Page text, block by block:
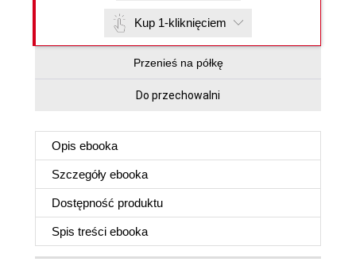
Kup 1-kliknięciem
Przenieś na półkę
Do przechowalni
Opis ebooka
Szczegóły ebooka
Dostępność produktu
Spis treści ebooka